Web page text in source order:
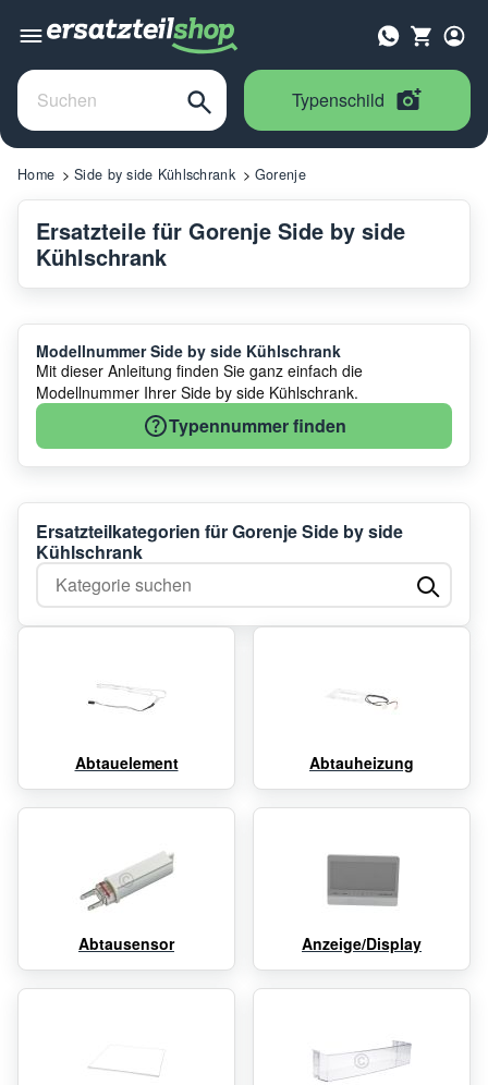
Typenschild
Home Side by side Kühlschrank Gorenje
Ersatzteile für Gorenje Side by side
Kühlschrank
Modellnummer Side by side Kühlschrank
Mit dieser Anleitung finden Sie ganz einfach die
Modellnummer Ihrer Side by side Kühlschrank.
Typennummer finden
Ersatzteilkategorien für Gorenje Side by side
Kühlschrank
Kategorie suchen
Abtauelement Abtauheizung
Abtausensor Anzeige/Display